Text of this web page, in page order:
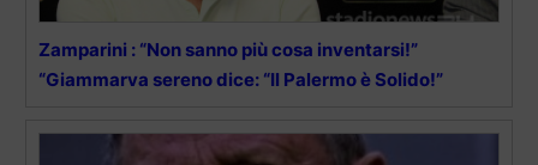
Zamparini : “Non sanno più cosa inventarsi!”
“Giammarva sereno dice: “Il Palermo è Solido!”